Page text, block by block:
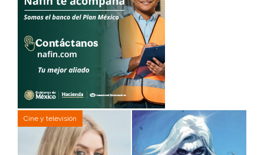
Cine y televisión